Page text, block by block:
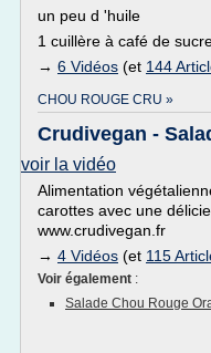
un peu d 'huile
1 cuillère à café de
→ 6 Vidéos (et 144
CHOU ROUGE CRU »
Crudivegan -
voir la vidéo
Alimentation
carottes avec une
www.crudivegan.fr
→ 4 Vidéos (et 115
Voir également :
Salade Chou Rouge